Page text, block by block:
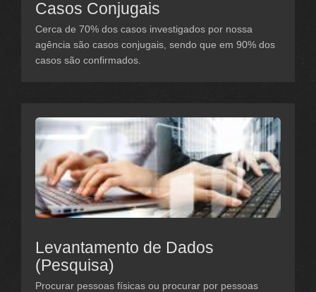
Casos Conjugais
Cerca de 70% dos casos investigados por nossa
agência são casos conjugais, sendo que em 90% dos
casos são confirmados.
Levantamento de Dados
(Pesquisa)
Procurar pessoas físicas ou procurar por pessoas